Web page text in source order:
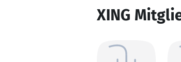
XING